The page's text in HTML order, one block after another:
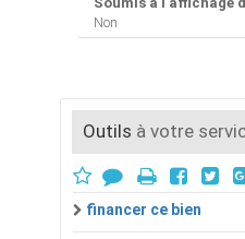
Non
Outils à votre
financer ce bien